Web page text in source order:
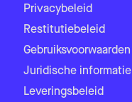
Privacybeleid
Restitutiebeleid
Gebruiksvoorwaarden
Juridische informatie
Leveringsbeleid